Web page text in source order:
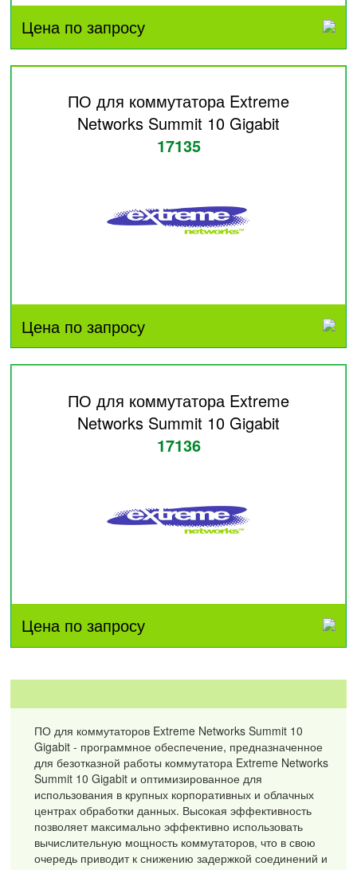
Цена по запросу
ПО для коммутатора Extreme
Networks Summit 10 Gigabit
17135
Цена по запросу
ПО для коммутатора Extreme
Networks Summit 10 Gigabit
17136
Цена по запросу
ПО для коммутаторов Extreme Networks Summit 10
Gigabit - программное обеспечение, предназначенное
для безотказной работы коммутатора Extreme Networks
Summit 10 Gigabit и оптимизированное для
использования в крупных корпоративных и облачных
центрах обработки данных. Высокая эффективность
позволяет максимально эффективно использовать
вычислительную мощность коммутаторов, что в свою
очередь приводит к снижению задержкой соединений и